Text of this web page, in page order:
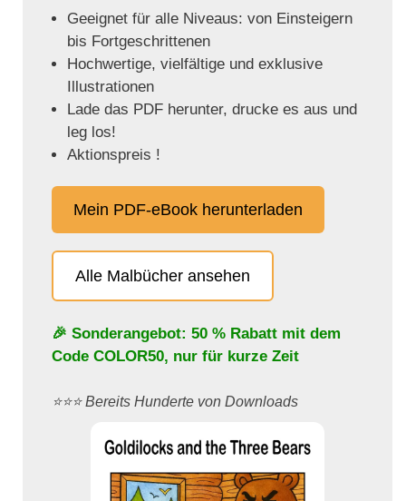
Geeignet für alle Niveaus: von Einsteigern
bis Fortgeschrittenen
Hochwertige, vielfältige und exklusive
Illustrationen
Lade das PDF herunter, drucke es aus und
leg los!
Aktionspreis !
Mein PDF-eBook herunterladen
Alle Malbücher ansehen
🎉 Sonderangebot: 50 % Rabatt mit dem
Code COLOR50, nur für kurze Zeit
⭐️⭐️⭐️ Bereits Hunderte von Downloads